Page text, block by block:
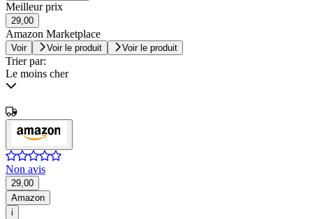
Meilleur prix
29,00
Amazon Marketplace
Voir Voir le produit Voir le produit
Trier par:
Le moins cher
Non avis
29,00
Amazon
i